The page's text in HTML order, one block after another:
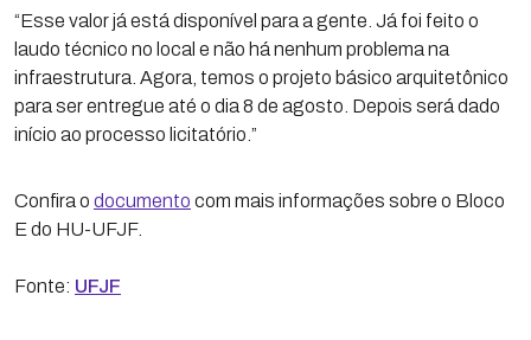
“Esse valor já está disponível para a gente. Já foi feito o
laudo técnico no local e não há nenhum problema na
infraestrutura. Agora, temos o projeto básico arquitetônico
para ser entregue até o dia 8 de agosto. Depois será dado
início ao processo licitatório.”
Confira o documento com mais informações sobre o Bloco
E do HU-UFJF.
Fonte: UFJF